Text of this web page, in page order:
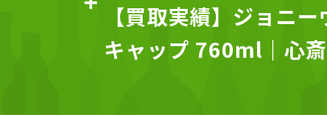
【買取実績】ジョニ
キャップ 760ml｜心